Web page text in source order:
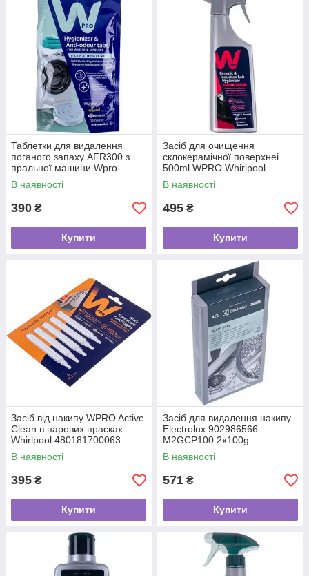
Таблетки для видалення
поганого запаху AFR300 з
пральної машини Wpro-
Whirlpool 480181700998
В наявності
390 ₴
Купити
Засіб для очищення
склокерамічної поверхнеі
500ml WPRO Whirlpool
484000008497
В наявності
495 ₴
Купити
Засіб від накипу WPRO Active
Clean в парових прасках
Whirlpool 480181700063
В наявності
395 ₴
Купити
Засіб для видалення накипу
Electrolux 902986566
M2GCP100 2x100g
В наявності
571 ₴
Купити